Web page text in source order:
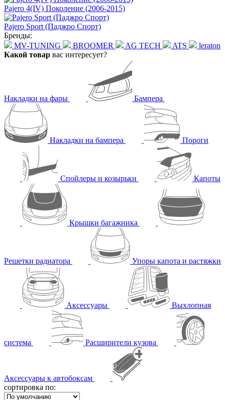
Pajero 4(IV) Поколение (2006-2015)
Pajero Sport (Паджро Спорт)
Бренды:
MV-TUNING
BROOMER AG TECH ATS
leraton
Какой товар вас интересует?
Накладки на фары Бампера
Накладки на бампера Пороги
Спойлеры и козырьки Капоты
Крышки багажника
Решетки радиатора Упоры капота и растяжки
Аксессуары Выхлопная
система Расширители кузова
Аксессуары к автобоксам
сортировка по: